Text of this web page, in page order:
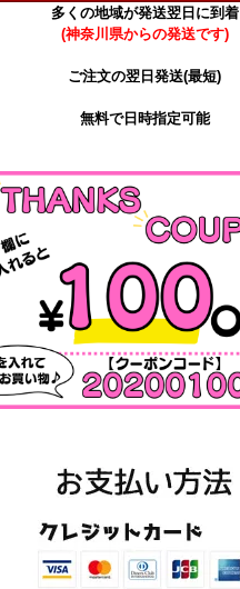
多くの地域が発送翌日に到着
(神奈川県からの発送です)
ご注文の翌日発送(最短)
無料で日時指定可能